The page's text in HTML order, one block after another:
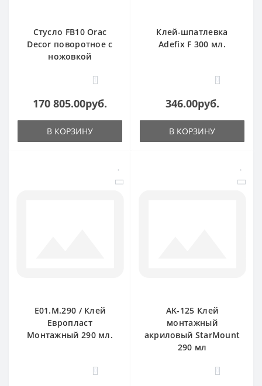
Стусло FB10 Orac
Decor поворотное с
ножовкой
1
170 805.00руб.
В КОРЗИНУ
Клей-шпатлевка
Adefix F 300 мл.
0
346.00руб.
В КОРЗИНУ
E01.M.290 / Клей
Европласт
Монтажный 290 мл.
0
AK-125 Клей
монтажный
акриловый StarMount
290 мл
0